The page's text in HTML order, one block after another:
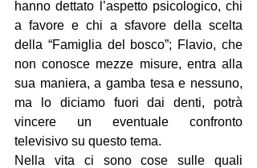
hanno dettato l’aspetto psicologico, chi
a favore e chi a sfavore della scelta
della “Famiglia del bosco”; Flavio, che
non conosce mezze misure, entra alla
sua maniera, a gamba tesa e nessuno,
ma lo diciamo fuori dai denti, potrà
vincere un eventuale confronto
televisivo su questo tema.
Nella vita ci sono cose sulle quali